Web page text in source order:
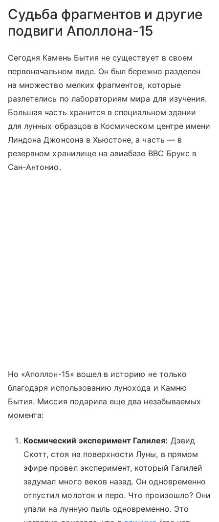
Судьба фрагментов и другие
подвиги Аполлона-15
Сегодня Камень Бытия не существует в своем
первоначальном виде. Он был бережно разделен
на множество мелких фрагментов, которые
разлетелись по лабораториям мира для изучения.
Большая часть хранится в специальном здании
для лунных образцов в Космическом центре имени
Линдона Джонсона в Хьюстоне, а часть — в
резервном хранилище на авиабазе ВВС Брукс в
Сан-Антонио.
Но «Аполлон-15» вошел в историю не только
благодаря использованию лунохода и Камню
Бытия. Миссия подарила еще два незабываемых
момента:
Космический эксперимент Галилея: Дэвид
Скотт, стоя на поверхности Луны, в прямом
эфире провел эксперимент, который Галилей
задумал много веков назад. Он одновременно
отпустил молоток и перо. Что произошло? Они
упали на лунную пыль одновременно. Это